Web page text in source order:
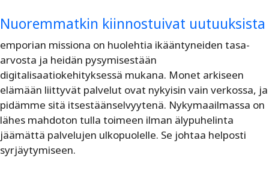
Nuoremmatkin kiinnostuivat uutuuksista
emporian missiona on huolehtia ikääntyneiden tasa-
arvosta ja heidän pysymisestään
digitalisaatiokehityksessä mukana. Monet arkiseen
elämään liittyvät palvelut ovat nykyisin vain verkossa, ja
pidämme sitä itsestäänselvyytenä. Nykymaailmassa on
lähes mahdoton tulla toimeen ilman älypuhelinta
jäämättä palvelujen ulkopuolelle. Se johtaa helposti
syrjäytymiseen.